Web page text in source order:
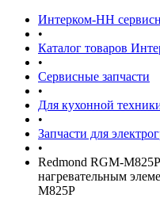
Интерком-НН
•
Каталог товаров
•
Сервисные запчасти
•
Для кухонной
•
Запчасти для
•
Redmond RGM-
нагревательным
M825P